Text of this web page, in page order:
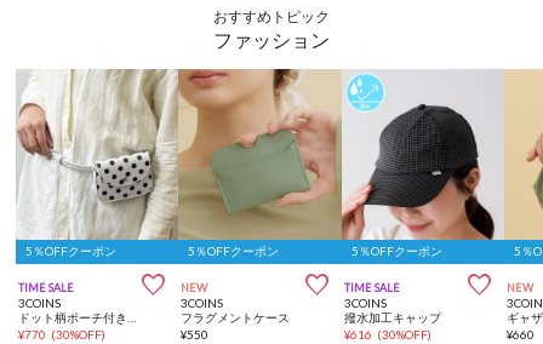
おすすめトピック
ファッション
5％OFFクーポン
TIME SALE 
3COINS
ドット柄ポーチ付きベルト
¥770 (30%OFF)
5％OFFクーポン
NEW 
3COINS
フラグメントケース
¥550
5％OFFクーポン
TIME SALE 
3COINS
撥水加工キャップ
¥616 (30%OFF)
5％
NEW
ギャ
¥660